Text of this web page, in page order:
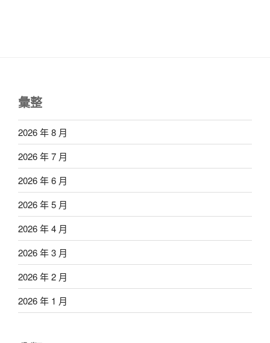
彙整
2026 年 8 月
2026 年 7 月
2026 年 6 月
2026 年 5 月
2026 年 4 月
2026 年 3 月
2026 年 2 月
2026 年 1 月